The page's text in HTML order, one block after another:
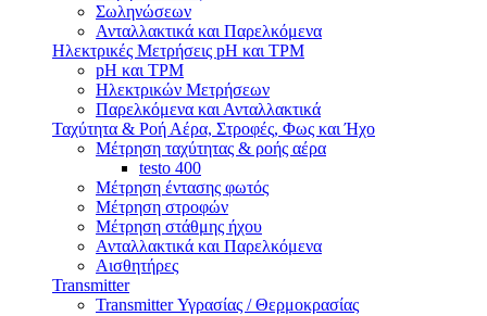
Σωληνώσεων
Ανταλλακτικά και Παρελκόμενα
Ηλεκτρικές Μετρήσεις pH και TPM
pH και TPM
Ηλεκτρικών Μετρήσεων
Παρελκόμενα και Ανταλλακτικά
Ταχύτητα & Ροή Αέρα, Στροφές, Φως και Ήχο
Μέτρηση ταχύτητας & ροής αέρα
testo 400
Μέτρηση έντασης φωτός
Μέτρηση στροφών
Μέτρηση στάθμης ήχου
Ανταλλακτικά και Παρελκόμενα
Αισθητήρες
Transmitter
Transmitter Υγρασίας / Θερμοκρασίας